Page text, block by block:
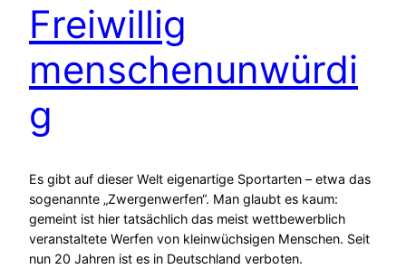
Freiwillig
menschenunwürdi
g
Es gibt auf dieser Welt eigenartige Sportarten – etwa das
sogenannte „Zwergenwerfen“. Man glaubt es kaum:
gemeint ist hier tatsächlich das meist wettbewerblich
veranstaltete Werfen von kleinwüchsigen Menschen. Seit
nun 20 Jahren ist es in Deutschland verboten.